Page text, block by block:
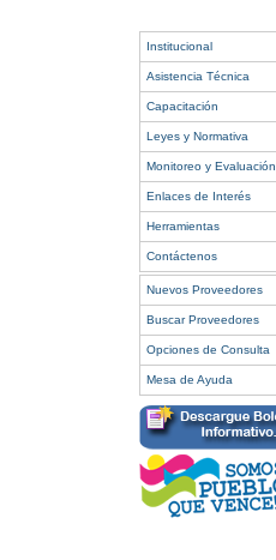
Institucional
Asistencia Técnica
Capacitación
Leyes y Normativa
Monitoreo y Evaluación
Enlaces de Interés
Herramientas
Contáctenos
Nuevos Proveedores
Buscar Proveedores
Opciones de Consulta
Mesa de Ayuda